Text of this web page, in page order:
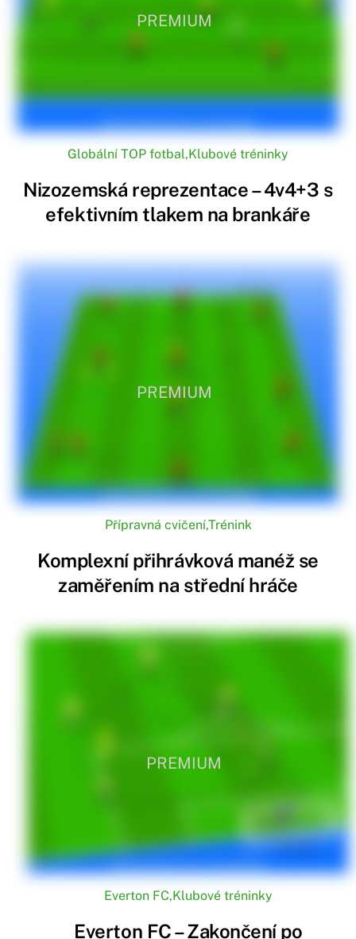
PREMIUM
Globální TOP fotbal,Klubové tréninky
Nizozemská reprezentace – 4v4+3 s
efektivním tlakem na brankáře
PREMIUM
Přípravná cvičení,Trénink
Komplexní přihrávková manéž se
zaměřením na střední hráče
PREMIUM
Everton FC,Klubové tréninky
Everton FC – Zakončení po